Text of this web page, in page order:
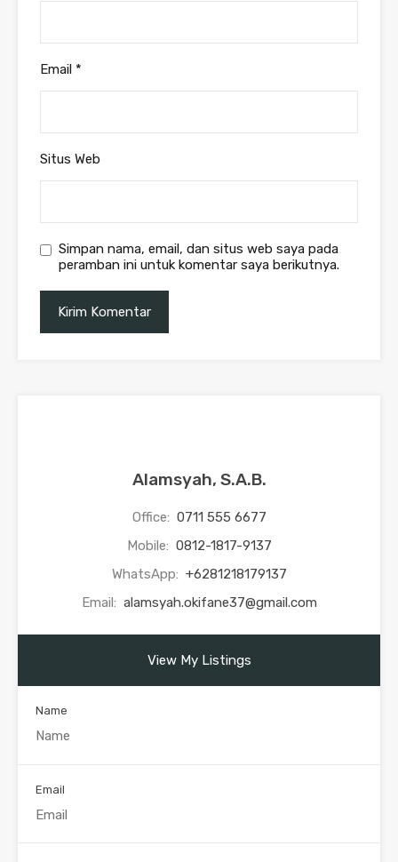
Email *
Situs Web
Simpan nama, email, dan situs web saya pada
peramban ini untuk komentar saya berikutnya.
Alamsyah, S.A.B.
Office: 0711 555 6677
Mobile: 0812-1817-9137
WhatsApp: +6281218179137
Email: alamsyah.okifane37@gmail.com
View My Listings
Name
Email